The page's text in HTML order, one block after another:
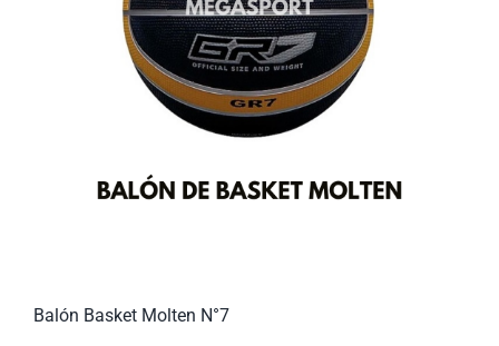
Balón Basket Molten N°7